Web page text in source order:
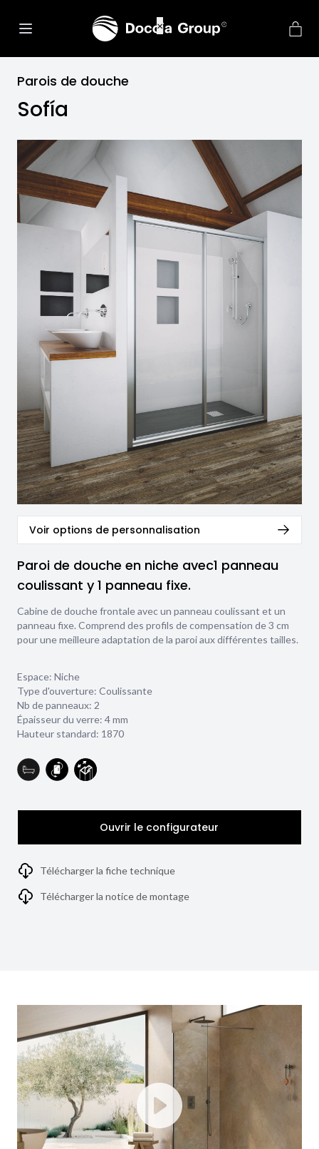
Parois de douche
Sofía
Voir options de personnalisation
Paroi de douche en niche avec1 panneau
coulissant y 1 panneau fixe.
Cabine de douche frontale avec un panneau coulissant et un
panneau fixe. Comprend des profils de compensation de 3 cm
pour une meilleure adaptation de la paroi aux différentes tailles.
Espace: Niche
Type d'ouverture: Coulissante
Nb de panneaux: 2
Épaisseur du verre: 4 mm
Hauteur standard: 1870
Ouvrir le configurateur
Télécharger la fiche technique
Télécharger la notice de montage